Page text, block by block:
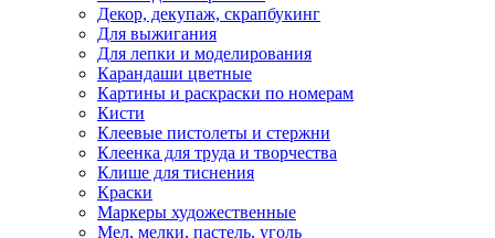
Декор, декупаж, скрапбукинг
Для выжигания
Для лепки и моделирования
Карандаши цветные
Картины и раскраски по номерам
Кисти
Клеевые пистолеты и стержни
Клеенка для труда и творчества
Клише для тиснения
Краски
Маркеры художественные
Мел, мелки, пастель, уголь